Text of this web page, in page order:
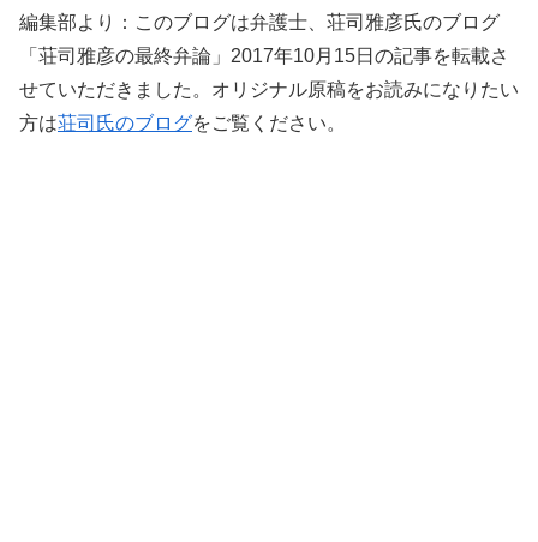
編集部より：このブログは弁護士、荘司雅彦氏のブログ
「荘司雅彦の最終弁論」2017年10月15日の記事を転載さ
せていただきました。オリジナル原稿をお読みになりたい
方は荘司氏のブログをご覧ください。